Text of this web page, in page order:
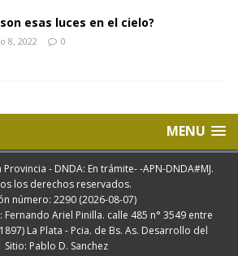
esas luces en el cielo?
8, 2022 0
MENU
- DNDA: En trámite- -APN-DNDA#MJ.
los derechos reservados.
número: 2290 (2026-08-07)
Ariel Pinilla. calle 485 n° 3549 entre
La Plata - Pcia. de Bs. As. Desarrollo del
Sitio: Pablo D. Sanchez